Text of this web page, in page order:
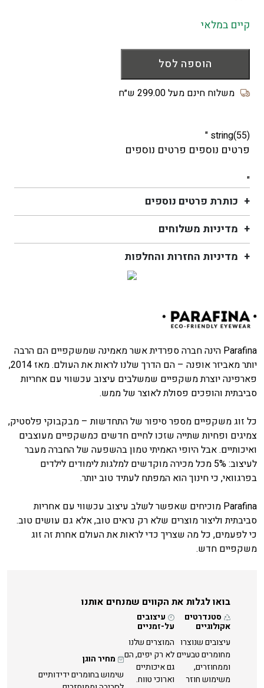
קיים במלאי
הוספה לסל
משלוח חינם מעל 299.00 ש״ח
string(55) "
פרטים נוספים פרטים נוספים
"
כותרת פרטים נוספים
מדיניות משלוחים
מדיניות החזרות והחלפות
Parafina הינה חברה ספרדית אשר מאמינה שמשקפיים הם הרבה
יותר מאביזר אופנה – הם הדרך שלנו לראות את העולם. מאז 2014,
פארפינה יוצרת משקפיים שמשלבים עיצוב עכשווי עם אחריות
סביבתית והופכים פסולת לאוצר של ממש.
כל זוג משקפיים מספר סיפור של התחדשות – מבקבוקי פלסטיק,
צמיגים ופחיות שתייה שזכו לחיים חדשים כמשקפיים מעוצבים
ואיכותיים. אבל היופי האמיתי טמון בהשפעה של החברה מעבר
לעיצוב: 5% מכל מכירה מוקדשים למלגות לימודים לילדים
בפרגוואי, כי חינוך הוא המפתח לעתיד טוב יותר.
Parafina מוכיחים שאפשר לשלב עיצוב עכשווי עם אחריות
סביבתית וליצור מוצרים שלא רק נראים טוב, אלא גם עושים טוב.
כי לפעמים, כל מה שצריך כדי לראות את העולם אחרת זה זוג
משקפיים חדש.
בואו לגלות את הקווים שמנחים אותנו
סטנדרטים
אקולוגיים
עיצובים שנוצרו
מחומרים טבעיים
וממחוזרים,
משימוש חוזר
עיצובים
על-זמניים
המוצרים שלנו
לא רק יפים, הם
גם איכותיים
וארוכי טווח.
מחיר הוגן
שימוש בחומרים ידידותיים